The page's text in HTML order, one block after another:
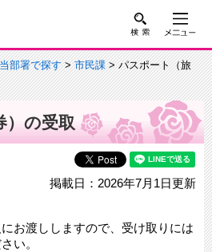
部署で探す>市民課> パスポート（旅
）の受取
掲載日：2026年7月1日更新
お渡ししますので、受け取りには
い。